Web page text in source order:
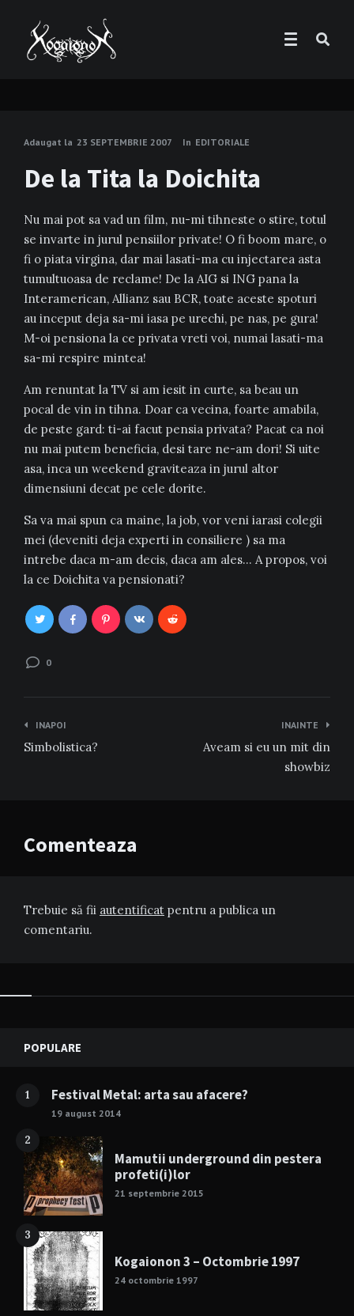
Adaugat la 23 SEPTEMBRIE 2007 In EDITORIALE
De la Tita la Doichita
Nu mai pot sa vad un film, nu-mi tihneste o stire, totul
se invarte in jurul pensiilor private! O fi boom mare, o
fi o piata virgina, dar mai lasati-ma cu injectarea asta
tumultuoasa de reclame! De la AIG si ING pana la
Interamerican, Allianz sau BCR, toate aceste spoturi
au inceput deja sa-mi iasa pe urechi, pe nas, pe gura!
M-oi pensiona la ce privata vreti voi, numai lasati-ma
sa-mi respire mintea!
Am renuntat la TV si am iesit in curte, sa beau un
pocal de vin in tihna. Doar ca vecina, foarte amabila,
de peste gard: ti-ai facut pensia privata? Pacat ca noi
nu mai putem beneficia, desi tare ne-am dori! Si uite
asa, inca un weekend graviteaza in jurul altor
dimensiuni decat pe cele dorite.
Sa va mai spun ca maine, la job, vor veni iarasi colegii
mei (deveniti deja experti in consiliere ) sa ma
intrebe daca m-am decis, daca am ales… A propos, voi
la ce Doichita va pensionati?
0
Navigare
în
INAPOI
Simbolistica?
INAINTE
Aveam si eu un mit din
showbiz
Comenteaza
Trebuie să fii autentificat pentru a publica un
comentariu.
Widgets
POPULARE
1 Festival Metal: arta sau afacere?
19 august 2014
2
Mamutii underground din pestera
profeti(i)lor
21 septembrie 2015
3
Kogaionon 3 – Octombrie 1997
24 octombrie 1997